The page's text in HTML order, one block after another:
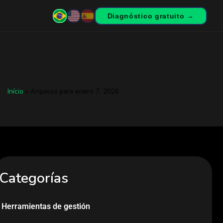
Diagnóstico gratuito →
Início » Arquivos para enero 7, 2026
Categorías
Herramientas de gestión